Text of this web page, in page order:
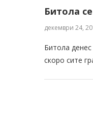
Битола
декември 24,
Битола
скоро сите